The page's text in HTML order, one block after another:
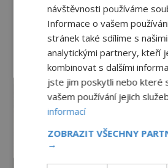
návštěvnosti používáme
Informace o vašem
stránek také sdílíme s
analytickými partnery, kteří
kombinovat s dalšími
jste jim poskytli nebo které
vašem používání jejich
informací
ZOBRAZIT VŠECHNY
→